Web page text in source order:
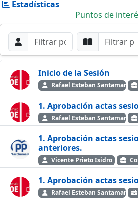
Estadísticas
Puntos de
Filtros de búsqueda
Buscar por OradorBuscar por
Buscar
Inicio de la Sesión
Rafael Esteban Santamaría
1. Aprobación actas
Rafael Esteban Santamaría
1. Aprobación actas
anteriores.
Vicente Prieto Isidro
1. Aprobación actas
Rafael Esteban Santamaría